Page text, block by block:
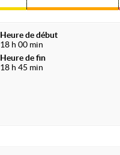
Heure de début
18 h 00 min
Heure de fin
18 h 45 min